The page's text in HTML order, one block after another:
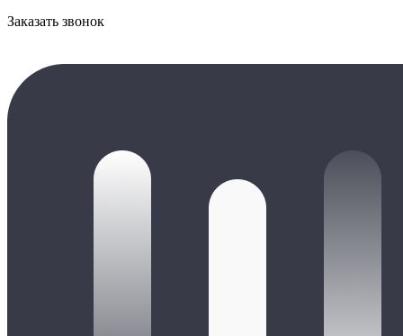
Заказать звонок